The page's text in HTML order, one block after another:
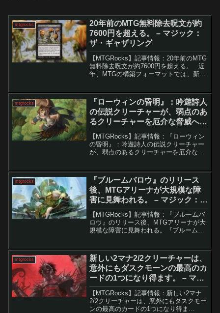
mtgrocks
20年前のMTG無料除去呪文が約
7600円を超える。 – マジック：
ザ・ギャザリング
【MTGRocks】記事情報：20年前のMTG
無料除去呪文が約7600円を超える。 近
年、MTGの構築フォーマットでは、新た
売とともに登場した「新たな夜明け、ケ
トラ...
mtgrocks
『ローウィンの昏明』：吟遊詩人
の伝説クリーチャーが、弱点のあ
るクリーチャーを厄介な脅威へと
変える。 -マジック：ザ・ギャザ
リング
【MTGRocks】記事情報：『ローウィン
の昏明』：吟遊詩人の伝説クリーチャー
が、弱点のあるクリーチャーを厄介な脅
EDH（統率者戦）向けの個性的なカード
が次々と明らかになっ...
mtgrocks
『ブルームバロウ』のリリース
後、MTGアリーナが大規模な障
害に見舞われる。 – マジック：
ザ・ギャザリング
【MTGRocks】記事情報：『ブルームバ
ロウ』のリリース後、MTGアリーナが大
規模な障害に見舞われる。『ブルームバ
ーテーションが遂に始まりました。しか
し、新カードの...
mtgrocks
新しい2マナ2/2クリーチャーは、
意外にもダスクモーンの最高のカ
ードの1つになり得ます。 – マジ
ック：ザ・ギャザリング
【MTGRocks】記事情報：新しい2マナ
2/2クリーチャーは、意外にもダスクモー
ンの最高のカードの1つになり得ま